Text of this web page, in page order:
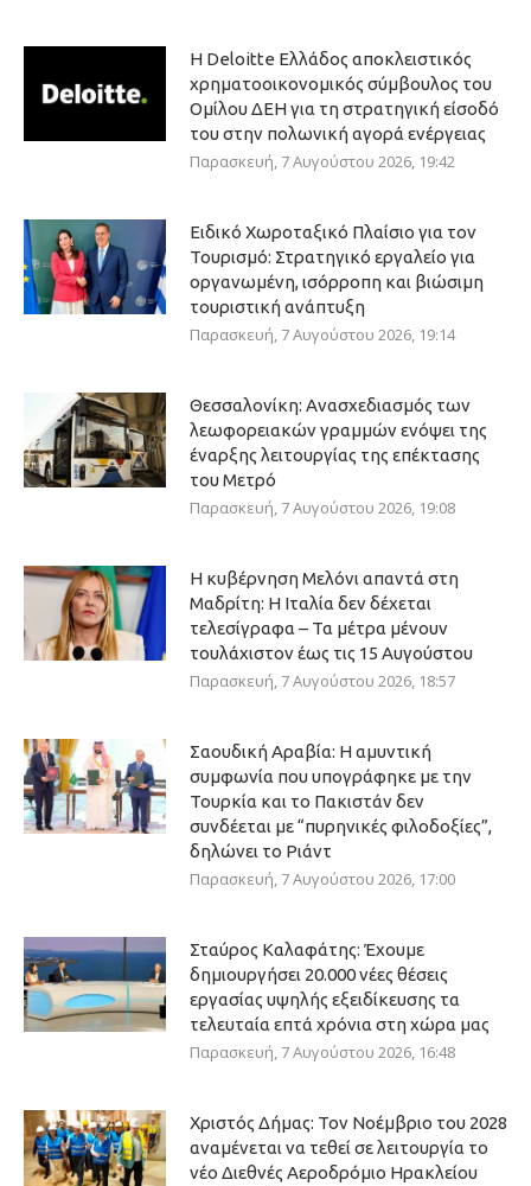
Η Deloitte Ελλάδος αποκλειστικός
χρηματοοικονομικός σύμβουλος του
Ομίλου ΔΕΗ για τη στρατηγική είσοδό
του στην πολωνική αγορά ενέργειας
Παρασκευή, 7 Αυγούστου 2026, 19:42
Ειδικό Χωροταξικό Πλαίσιο για τον
Τουρισμό: Στρατηγικό εργαλείο για
οργανωμένη, ισόρροπη και βιώσιμη
τουριστική ανάπτυξη
Παρασκευή, 7 Αυγούστου 2026, 19:14
Θεσσαλονίκη: Ανασχεδιασμός των
λεωφορειακών γραμμών ενόψει της
έναρξης λειτουργίας της επέκτασης
του Μετρό
Παρασκευή, 7 Αυγούστου 2026, 19:08
Η κυβέρνηση Μελόνι απαντά στη
Μαδρίτη: Η Ιταλία δεν δέχεται
τελεσίγραφα – Τα μέτρα μένουν
τουλάχιστον έως τις 15 Αυγούστου
Παρασκευή, 7 Αυγούστου 2026, 18:57
Σαουδική Αραβία: Η αμυντική
συμφωνία που υπογράφηκε με την
Τουρκία και το Πακιστάν δεν
συνδέεται με “πυρηνικές φιλοδοξίες”,
δηλώνει το Ριάντ
Παρασκευή, 7 Αυγούστου 2026, 17:00
Σταύρος Καλαφάτης: Έχουμε
δημιουργήσει 20.000 νέες θέσεις
εργασίας υψηλής εξειδίκευσης τα
τελευταία επτά χρόνια στη χώρα μας
Παρασκευή, 7 Αυγούστου 2026, 16:48
Χριστός Δήμας: Τον Νοέμβριο του 2028
αναμένεται να τεθεί σε λειτουργία το
νέο Διεθνές Αεροδρόμιο Ηρακλείου